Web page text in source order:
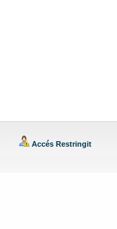
Accés Restringit